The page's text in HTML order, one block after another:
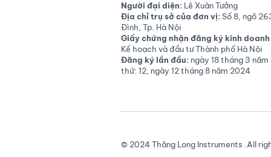
Người đại diện:Lê Xuân Tưởng
Địa chỉ trụ sở của đơn vị:Số 8, ngõ
Đình, Tp. Hà Nội
Giấy chứng nhận đăng ký kinh doanh
Kế hoạch và đầu tư Thành phố Hà Nội
Đăng ký lần đầu:ngày 18 tháng 3
thứ: 12, ngày 12 tháng 8 năm 2024
© 2024 Thăng Long Instruments .All